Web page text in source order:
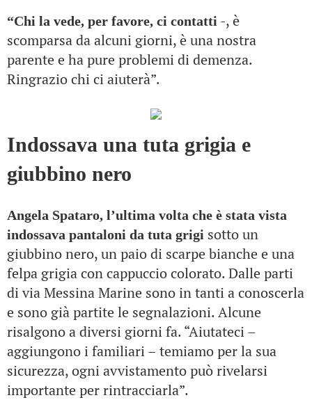
“Chi la vede, per favore, ci contatti -, è
scomparsa da alcuni giorni, è una nostra
parente e ha pure problemi di demenza.
Ringrazio chi ci aiuterà”.
Indossava una tuta grigia e
giubbino nero
Angela Spataro, l’ultima volta che è stata vista
indossava pantaloni da tuta grigi sotto un
giubbino nero, un paio di scarpe bianche e una
felpa grigia con cappuccio colorato. Dalle parti
di via Messina Marine sono in tanti a conoscerla
e sono già partite le segnalazioni. Alcune
risalgono a diversi giorni fa. “Aiutateci –
aggiungono i familiari – temiamo per la sua
sicurezza, ogni avvistamento può rivelarsi
importante per rintracciarla”.